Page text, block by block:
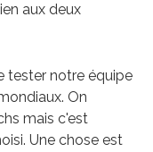
aux deux
tester notre équipe
On
mais c'est
Une chose est